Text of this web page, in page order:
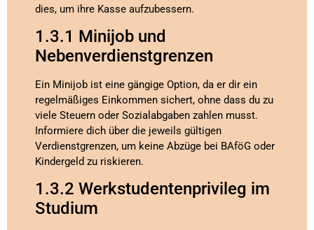
dies, um ihre Kasse aufzubessern.
1.3.1 Minijob und
Nebenverdienstgrenzen
Ein Minijob ist eine gängige Option, da er dir ein
regelmäßiges Einkommen sichert, ohne dass du zu
viele Steuern oder Sozialabgaben zahlen musst.
Informiere dich über die jeweils gültigen
Verdienstgrenzen, um keine Abzüge bei BAföG oder
Kindergeld zu riskieren.
1.3.2 Werkstudentenprivileg im
Studium